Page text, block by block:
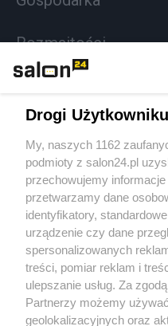
Rozmaitości
Sport
Społeczeństwo
Kultura
X Facebook
Drogi
My, naszych 1162
podmioty z salon24.pl
przechowujemy
przetwarzamy dane
identyfikatory,
urządzenie czy dane
spersonalizowanych
treści, pomiar reklam i
ulepszanie usług. Za
Partnerzy możemy
geolokalizacyjnych oraz